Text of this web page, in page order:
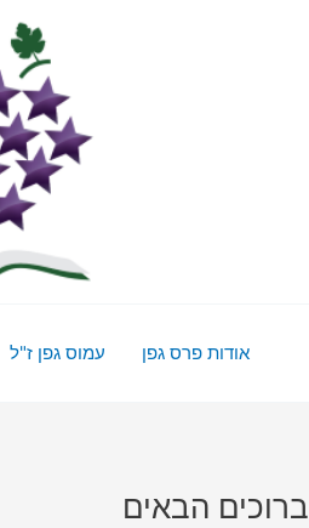
אודות פרס גפן עמוס גפן ז"ל
ברוכים הבאים